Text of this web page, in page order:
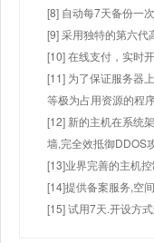
[8] 自动每7天备份一
[9] 采用独特的第六代
[10] 在线支付，实时
[11] 为了保证服务器
等极为占用资源的程序
[12] 新的主机在系统
墙,完全效抵御DDOS攻
[13]业界完善的主机
[14]提供备案服务,空
[15] 试用7天.开设方